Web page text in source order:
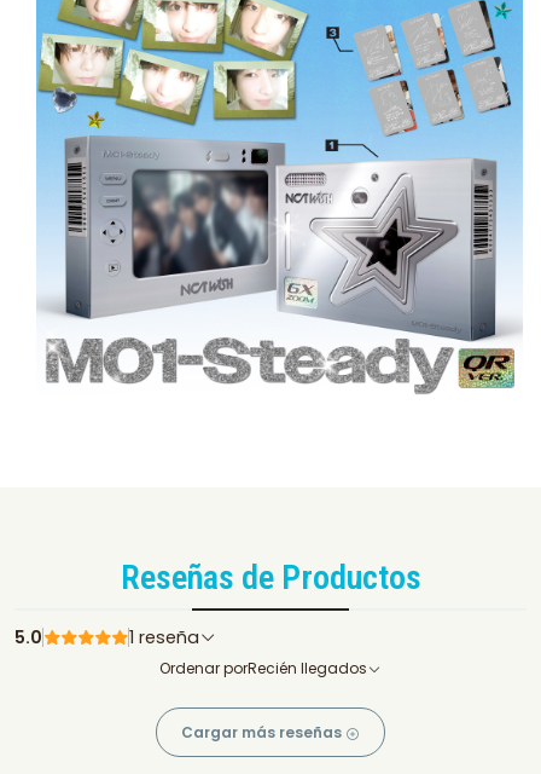
Reseñas de Productos
5.0 1 reseña
Ordenar porRecién llegados
Cargar más reseñas